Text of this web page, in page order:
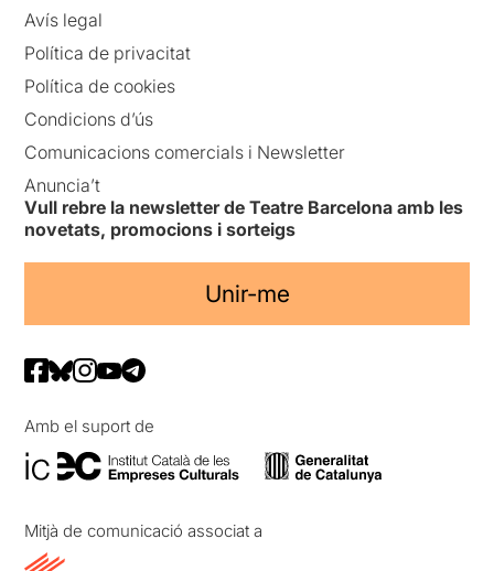
Avís legal
Política de privacitat
Política de cookies
Condicions d’ús
Comunicacions comercials i Newsletter
Anuncia’t
Vull rebre la newsletter de Teatre Barcelona amb les
novetats, promocions i sorteigs
Unir-me
Amb el suport de
Mitjà de comunicació associat a